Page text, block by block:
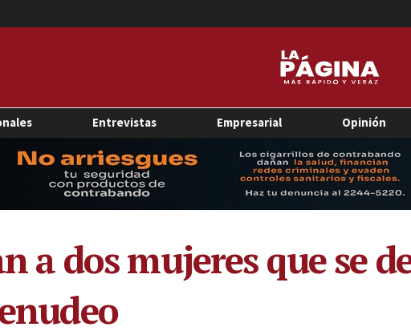
Entrevistas Empresarial Opinión
a dos mujeres que se